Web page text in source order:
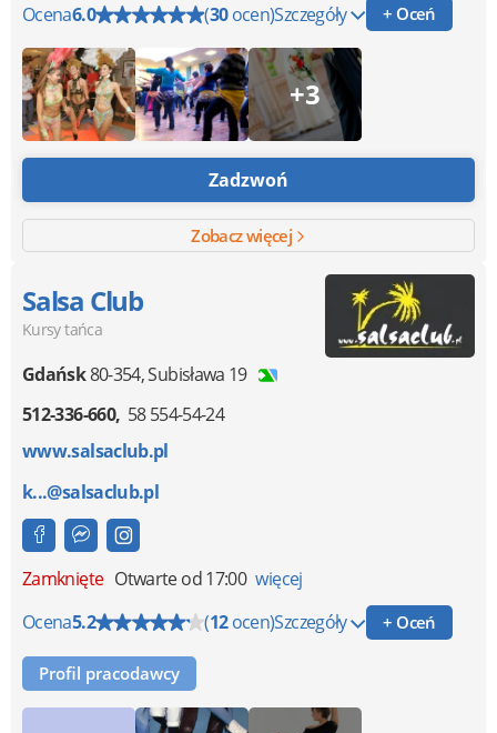
Ocena6.0 (30ocen)Szczegóły + Oceń
+3
Zadzwoń
Zobacz więcej
Salsa Club
Kursy tańca
Gdańsk80-354,Subisława 19
512-336-660 58 554-54-24
www.salsaclub.pl
k...@salsaclub.pl
Zamknięte Otwarte od 17:00 więcej
Ocena5.2 (12ocen)Szczegóły + Oceń
Profil pracodawcy